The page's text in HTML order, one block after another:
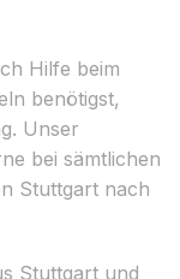
Hilfe beim
benötigst,
Unser
bei sämtlichen
Stuttgart nach
Stuttgart und